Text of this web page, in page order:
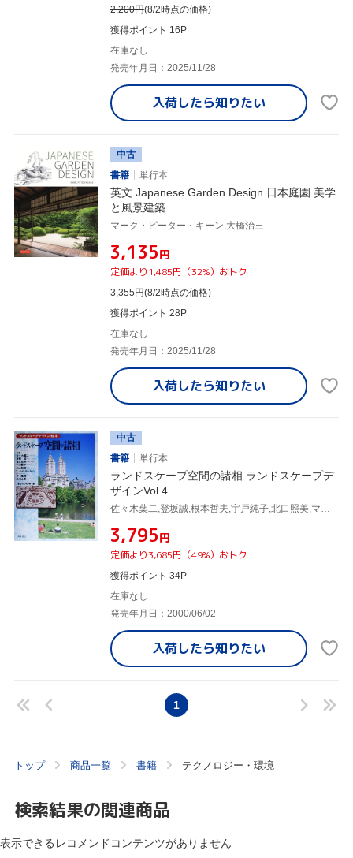
2,200円(8/2時点の価格)
獲得ポイント 16P
在庫なし
発売年月日：2025/11/28
入荷したら知りたい
中古
書籍
単行本
英文 Japanese Garden Design 日本庭園 美学
と風景建築
マーク・ピーター・キーン,大橋治三
¥3,135円
定価より1,485円（32%）おトク
3,355円(8/2時点の価格)
獲得ポイント 28P
在庫なし
発売年月日：2025/11/28
入荷したら知りたい
中古
書籍
単行本
ランドスケープ空間の諸相 ランドスケープデ
ザインVol.4
¥3,795円
定価より3,685円（49%）おトク
獲得ポイント 34P
在庫なし
発売年月日：2000/06/02
入荷したら知りたい
1
トップ 商品一覧 書籍 テクノロジー・環境
検索結果の関連商品
表示できるレコメンドコンテンツがありません